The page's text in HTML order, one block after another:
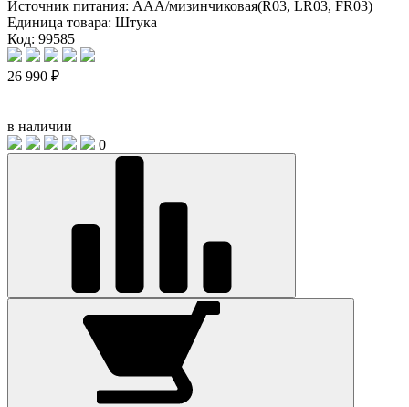
Источник питания: AAA/мизинчиковая(R03, LR03, FR03)
Единица товара: Штука
Код: 99585
26 990 ₽
в наличии
0